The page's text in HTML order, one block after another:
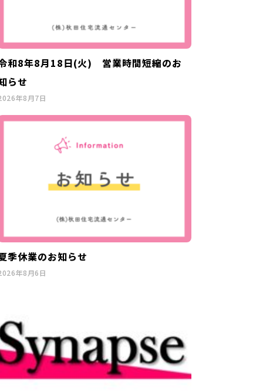
和8年8月18日(火) 営業時間短縮のお
らせ
年8月7日
季休業のお知らせ
年8月6日